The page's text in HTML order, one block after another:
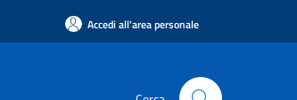
Accedi all'area personale